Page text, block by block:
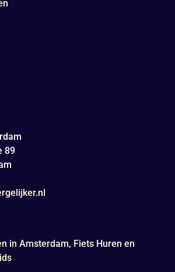
89
in Amsterdam, Fiets Huren en